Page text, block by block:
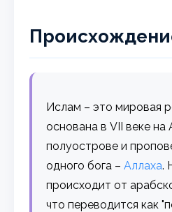
Ислам – это мировая
основана в VII веке на
полуострове и
одного бога –Аллаха.
происходит от
что переводится как